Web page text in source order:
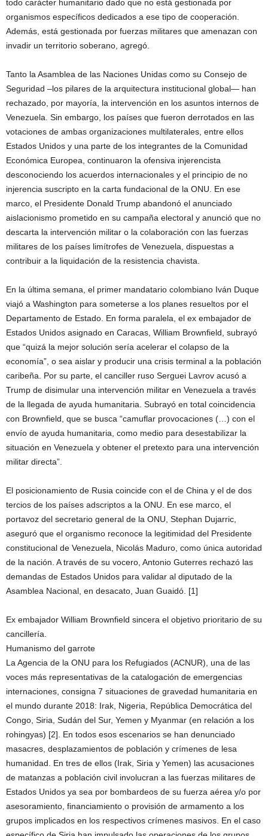
todo carácter humanitario dado que no está gestionada por
organismos específicos dedicados a ese tipo de cooperación.
Además, está gestionada por fuerzas militares que amenazan con
invadir un territorio soberano, agregó.
Tanto la Asamblea de las Naciones Unidas como su Consejo de
Seguridad –los pilares de la arquitectura institucional global— han
rechazado, por mayoría, la intervención en los asuntos internos de
Venezuela. Sin embargo, los países que fueron derrotados en las
votaciones de ambas organizaciones multilaterales, entre ellos
Estados Unidos y una parte de los integrantes de la Comunidad
Económica Europea, continuaron la ofensiva injerencista
desconociendo los acuerdos internacionales y el principio de no
injerencia suscripto en la carta fundacional de la ONU. En ese
marco, el Presidente Donald Trump abandonó el anunciado
aislacionismo prometido en su campaña electoral y anunció que no
descarta la intervención militar o la colaboración con las fuerzas
militares de los países limítrofes de Venezuela, dispuestas a
contribuir a la liquidación de la resistencia chavista.
En la última semana, el primer mandatario colombiano Iván Duque
viajó a Washington para someterse a los planes resueltos por el
Departamento de Estado. En forma paralela, el ex embajador de
Estados Unidos asignado en Caracas, William Brownfield, subrayó
que “quizá la mejor solución sería acelerar el colapso de la
economía”, o sea aislar y producir una crisis terminal a la población
caribeña. Por su parte, el canciller ruso Serguei Lavrov acusó a
Trump de disimular una intervención militar en Venezuela a través
de la llegada de ayuda humanitaria. Subrayó en total coincidencia
con Brownfield, que se busca “camuflar provocaciones (…) con el
envío de ayuda humanitaria, como medio para desestabilizar la
situación en Venezuela y obtener el pretexto para una intervención
militar directa”.
El posicionamiento de Rusia coincide con el de China y el de dos
tercios de los países adscriptos a la ONU. En ese marco, el
portavoz del secretario general de la ONU, Stephan Dujarric,
aseguró que el organismo reconoce la legitimidad del Presidente
constitucional de Venezuela, Nicolás Maduro, como única autoridad
de la nación. A través de su vocero, Antonio Guterres rechazó las
demandas de Estados Unidos para validar al diputado de la
Asamblea Nacional, en desacato, Juan Guaidó. [1]
Ex embajador William Brownfield sincera el objetivo prioritario de su
cancillería.
Humanismo del garrote
La Agencia de la ONU para los Refugiados (ACNUR), una de las
voces más representativas de la catalogación de emergencias
internaciones, consigna 7 situaciones de gravedad humanitaria en
el mundo durante 2018: Irak, Nigeria, República Democrática del
Congo, Siria, Sudán del Sur, Yemen y Myanmar (en relación a los
rohingyas) [2]. En todos esos escenarios se han denunciado
masacres, desplazamientos de población y crímenes de lesa
humanidad. En tres de ellos (Irak, Siria y Yemen) las acusaciones
de matanzas a población civil involucran a las fuerzas militares de
Estados Unidos ya sea por bombardeos de su fuerza aérea y/o por
asesoramiento, financiamiento o provisión de armamento a los
grupos implicados en los respectivos crímenes masivos. En el caso